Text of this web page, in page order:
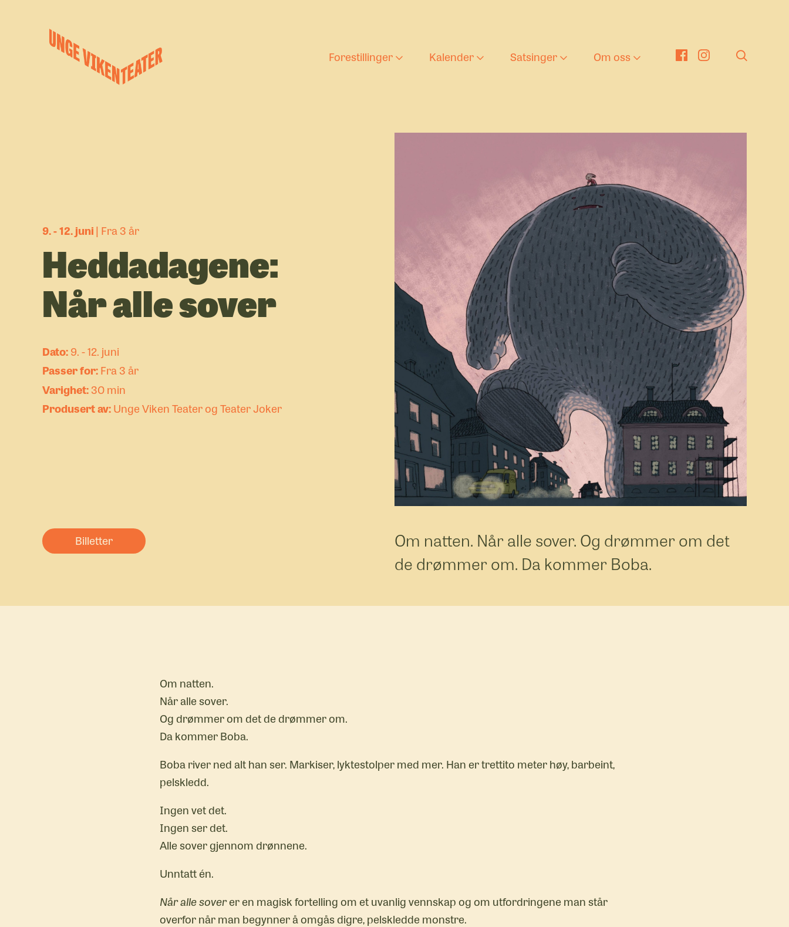
Forestillinger Kalender Satsinger
Den kulturelle
skolesekken
Ung tekst
Unge Viken Funkis
Utviklingsteatret
DUS – En teaterfestival
for ungdom
Om oss
Nyheter
9. - 12. juni Fra 3 år
Heddadagene:
Når alle sover
9. - 12. juni
Fra 3 år
30 min
Unge Viken Teater og Teater Joker
Billetter
Om natten. Når alle sover. Og drømmer om det
de drømmer om. Da kommer Boba.
Om natten.
Når alle sover.
Og drømmer om det de drømmer om.
Da kommer Boba.
Boba river ned alt han ser. Markiser, lyktestolper med mer. Han er trettito meter høy, barbeint,
pelskledd.
Ingen vet det.
Ingen ser det.
Alle sover gjennom drønnene.
Unntatt én.
Når alle soverer en magisk fortelling om et uvanlig vennskap og om utfordringene man står
overfor når man begynner å omgås digre, pelskledde monstre.